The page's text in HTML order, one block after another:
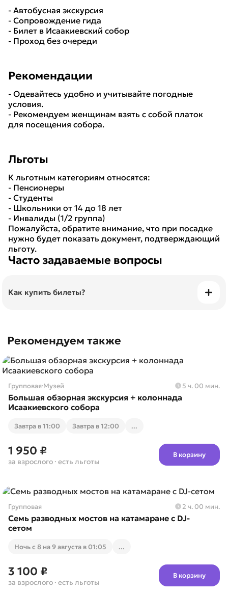
- Автобусная экскурсия
- Сопровождение гида
- Билет в Исаакиевский собор
- Проход без очереди
Рекомендации
- Одевайтесь удобно и учитывайте погодные
условия.
- Рекомендуем женщинам взять с собой платок
для посещения собора.
Льготы
К льготным категориям относятся:
- Пенсионеры
- Студенты
- Школьники от 14 до 18 лет
- Инвалиды (1/2 группа)
Пожалуйста, обратите внимание, что при посадке
нужно будет показать документ, подтверждающий
льготу.
Часто задаваемые вопросы
Как купить билеты?
Рекомендуем также
Групповая·Музей 5 ч. 00 мин.
Большая обзорная экскурсия + колоннада
Исаакиевского собора
Завтра в 11:00 Завтра в 12:00 ...
1 950 ₽
за взрослого · есть льготы
В корзину
Групповая 2 ч. 00 мин.
Семь разводных мостов на катамаране с DJ-
сетом
Ночь с 8 на 9 августа в 01:05 ...
3 100 ₽
за взрослого · есть льготы
В корзину